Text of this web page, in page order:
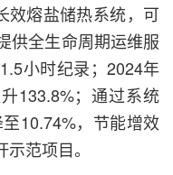
效熔盐储热系统，可
供全生命周期运维服
小时纪录；2024年
133.8%；通过系统
10.74%，节能增效
范项目。